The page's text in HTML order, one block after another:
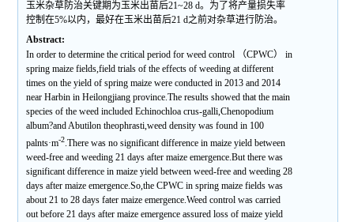
玉米杂草防治关键期为玉米出苗后21~28 d。为了将产量损失率
控制在5%以内，最好在玉米出苗后21 d之前对杂草进行防治。
Abstract:
In order to determine the critical period for weed control （CPWC） in
spring maize fields,field trials of the effects of weeding at different
times on the yield of spring maize were conducted in 2013 and 2014
near Harbin in Heilongjiang province.The results showed that the main
species of the weed included Echinochloa crus-galli,Chenopodium
album?andAbutilon theophrasti,weed density was found in 100
palnts·m-2.There was no significant difference in maize yield between
weed-free and weeding 21 days after maize emergence.But there was
significant difference in maize yield between weed-free and weeding 28
days after maize emergence.So,the CPWC in spring maize fields was
about 21 to 28 days fater maize emergence.Weed control was carried
out before 21 days after maize emergence assured loss of maize yield